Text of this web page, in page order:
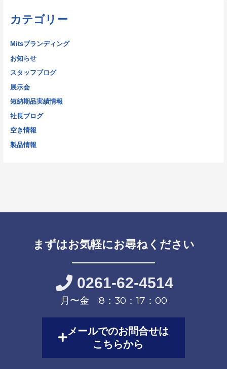
カテゴリー
Mitsブランディング
お知らせ
スタッフブログ
展示会
短納期品実績情報
社長ブログ
空き情報
製品情報
まずはお気軽にお尋ねください
0261-62-4514
月〜金 8：30：17：00
メールでのお問合せは
こちらから